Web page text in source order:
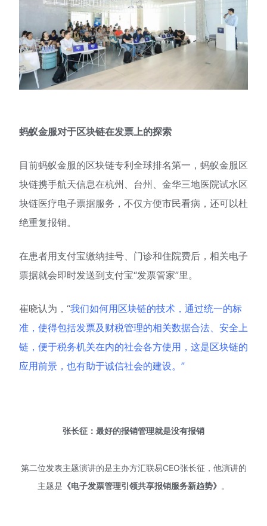
蚂蚁金服对于区块链在发票上的探索
目前蚂蚁金服的区块链专利全球排名第一，蚂蚁金服区
块链携手航天信息在杭州、台州、金华三地医院试水区
块链医疗电子票据服务，不仅方便市民看病，还可以杜
绝重复报销。
在患者用支付宝缴纳挂号、门诊和住院费后，相关电子
票据就会即时发送到支付宝“发票管家”里。
崔晓认为，“我们如何用区块链的技术，通过统一的标
准，使得包括发票及财税管理的相关数据合法、安全上
链，便于税务机关在内的社会各方使用，这是区块链的
应用前景，也有助于诚信社会的建设。”
张长征：最好的报销管理就是没有报销
第二位发表主题演讲的是主办方汇联易CEO张长征，他演讲的
主题是 《电子发票管理引领共享报销服务新趋势》 。